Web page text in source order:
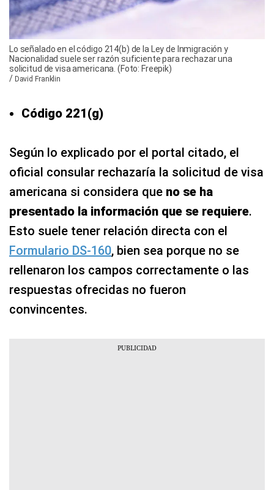
Lo señalado en el código 214(b) de la Ley de Inmigración y
Nacionalidad suele ser razón suficiente para rechazar una
solicitud de visa americana. (Foto: Freepik)
/ David Franklin
Código 221(g)
Según lo explicado por el portal citado, el
oficial consular rechazaría la solicitud de visa
americana si considera que no se ha
presentado la información que se requiere.
Esto suele tener relación directa con el
Formulario DS-160, bien sea porque no se
rellenaron los campos correctamente o las
respuestas ofrecidas no fueron
convincentes.